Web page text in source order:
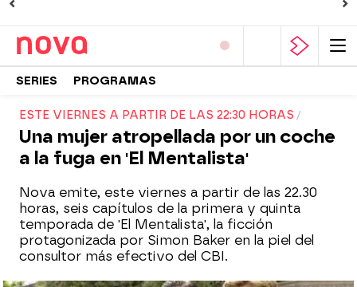
SERIES PROGRAMAS
ESTE VIERNES A PARTIR DE LAS 22:30 HORAS
Una mujer atropellada por un coche
a la fuga en 'El Mentalista'
Nova emite, este viernes a partir de las 22.30
horas, seis capítulos de la primera y quinta
temporada de 'El Mentalista', la ficción
protagonizada por Simon Baker en la piel del
consultor más efectivo del CBI.